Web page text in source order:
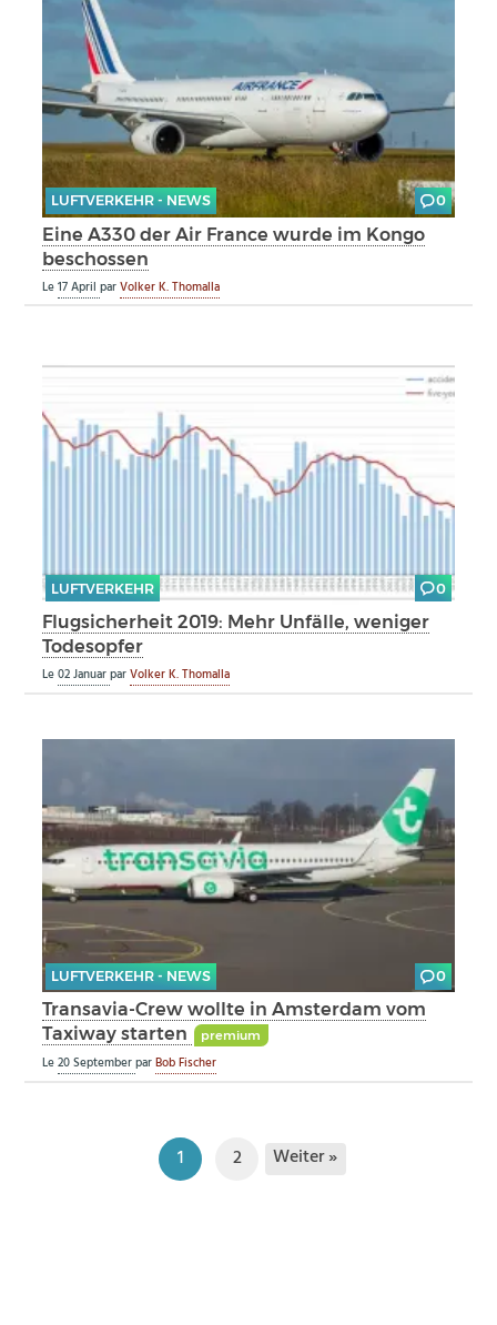
LUFTVERKEHR - NEWS 0
Eine A330 der Air France wurde im Kongo
beschossen
Le17 AprilparVolker K. Thomalla
LUFTVERKEHR 0
Flugsicherheit 2019: Mehr Unfälle, weniger
Todesopfer
Le02 JanuarparVolker K. Thomalla
LUFTVERKEHR - NEWS 0
Transavia-Crew wollte in Amsterdam vom
Taxiway starten
premium
Le20 SeptemberparBob Fischer
1 2 Weiter »